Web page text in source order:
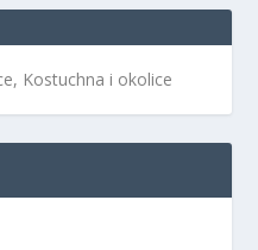
Kostuchna i okolice